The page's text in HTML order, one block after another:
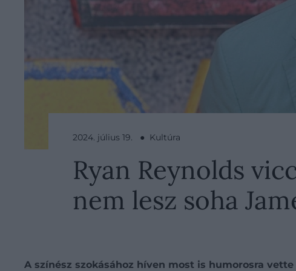
2024. július 19. ● Kultúra
Ryan Reynolds
nem lesz soha
A színész szokásához híven most is humorosra